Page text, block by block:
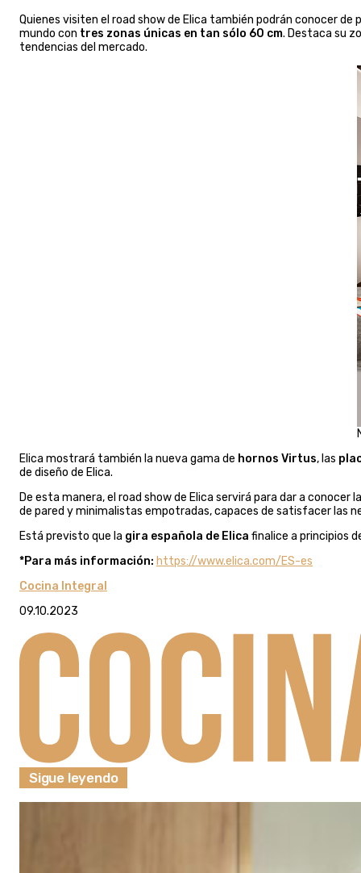
Quienes visiten el road show de Elica también podrán conocer de
mundo con tres zonas únicas en tan sólo 60 cm. Destaca su
tendencias del mercado.
Elica mostrará también la nueva gama de hornos Virtus, las
de diseño de Elica.
De esta manera, el road show de Elica servirá para dar a
de pared y minimalistas empotradas, capaces de satisfacer las
Está previsto que la gira española de Elica finalice a principios
*Para más información: https://www.elica.com/ES-es
Cocina Integral
09.10.2023
Sigue leyendo